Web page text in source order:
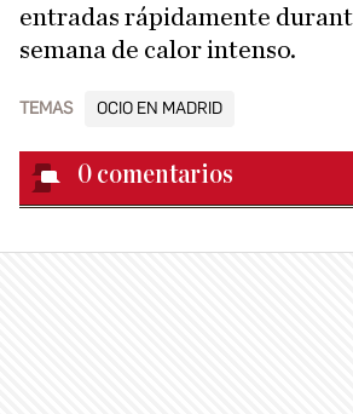
entradas rápidamente
semana de calor intenso.
TEMAS OCIO EN MADRID
0 comentarios